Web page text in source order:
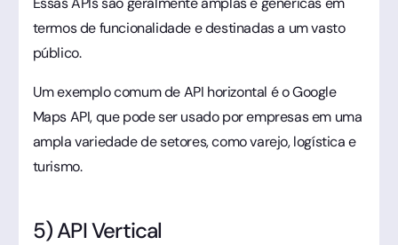
termos de funcionalidade e destinadas a um vasto
público.
Um exemplo comum de API horizontal é o Google
Maps API, que pode ser usado por empresas em uma
ampla variedade de setores, como varejo, logística e
turismo.
5) API Vertical